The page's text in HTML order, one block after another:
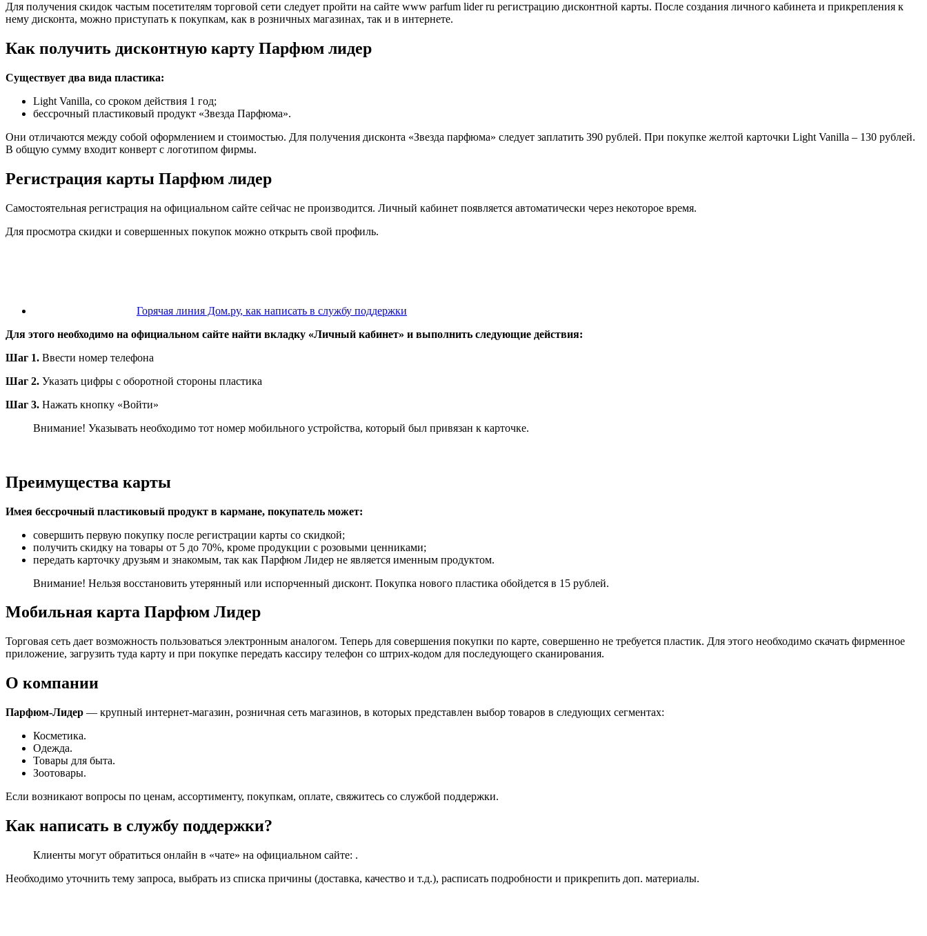
Для получения скидок частым посетителям торговой сети следует пройти на сайте www parfum lider ru регистрацию дисконтной карты. После создания личного кабинета и прикрепления к
нему дисконта, можно приступать к покупкам, как в розничных магазинах, так и в интернете.
Как получить дисконтную карту Парфюм лидер
Существует два вида пластика:
Light Vanilla, со сроком действия 1 год;
бессрочный пластиковый продукт «Звезда Парфюма».
Они отличаются между собой оформлением и стоимостью. Для получения дисконта «Звезда парфюма» следует заплатить 390 рублей. При покупке желтой карточки Light Vanilla – 130 рублей.
В общую сумму входит конверт с логотипом фирмы.
Регистрация карты Парфюм лидер
Самостоятельная регистрация на официальном сайте сейчас не производится. Личный кабинет появляется автоматически через некоторое время.
Для просмотра скидки и совершенных покупок можно открыть свой профиль.
Горячая линия Дом.ру, как написать в службу поддержки
Для этого необходимо на официальном сайте найти вкладку «Личный кабинет» и выполнить следующие действия:
Шаг 1. Ввести номер телефона
Шаг 2. Указать цифры с оборотной стороны пластика
Шаг 3. Нажать кнопку «Войти»
Внимание! Указывать необходимо тот номер мобильного устройства, который был привязан к карточке.
Преимущества карты
Имея бессрочный пластиковый продукт в кармане, покупатель может:
совершить первую покупку после регистрации карты со скидкой;
получить скидку на товары от 5 до 70%, кроме продукции с розовыми ценниками;
передать карточку друзьям и знакомым, так как Парфюм Лидер не является именным продуктом.
Внимание! Нельзя восстановить утерянный или испорченный дисконт. Покупка нового пластика обойдется в 15 рублей.
Мобильная карта Парфюм Лидер
Торговая сеть дает возможность пользоваться электронным аналогом. Теперь для совершения покупки по карте, совершенно не требуется пластик. Для этого необходимо скачать фирменное
приложение, загрузить туда карту и при покупке передать кассиру телефон со штрих-кодом для последующего сканирования.
О компании
Парфюм-Лидер — крупный интернет-магазин, розничная сеть магазинов, в которых представлен выбор товаров в следующих сегментах:
Косметика.
Одежда.
Товары для быта.
Зоотовары.
Если возникают вопросы по ценам, ассортименту, покупкам, оплате, свяжитесь со службой поддержки.
Как написать в службу поддержки?
Клиенты могут обратиться онлайн в «чате» на официальном сайте: .
Необходимо уточнить тему запроса, выбрать из списка причины (доставка, качество и т.д.), расписать подробности и прикрепить доп. материалы.